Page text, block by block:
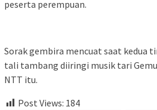
peserta perempuan.
Sorak gembira mencuat saat kedua
tali tambang diiringi musik tari
NTT itu.
Post Views: 184